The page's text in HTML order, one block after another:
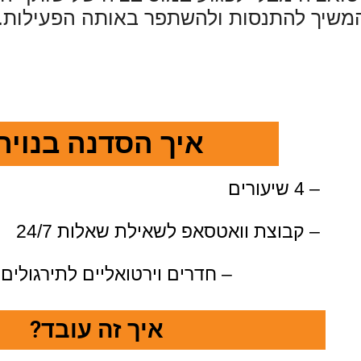
להתנסות ולהשתפר באותה הפעילות
איך הסדנה
– 4 שיעורים
– קבוצת וואטסאפ לשאילת שאלות 24/7
חדרים וירטואליים לתירגולים בין המשתתפים –
איך זה עובד?